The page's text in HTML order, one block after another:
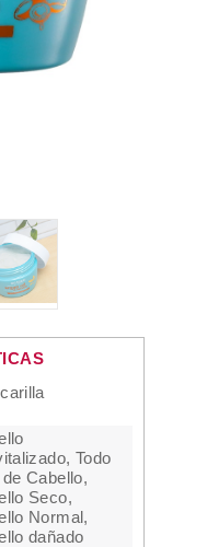
Todo
de Cabello,
Seco,
Normal,
dañado